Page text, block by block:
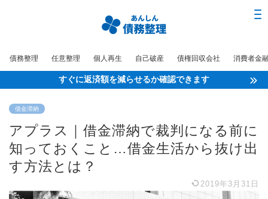
債務整理 任意整理 個人再生 自己破産 債権回収会社 消費者金
すぐに返済額を減らせるか確認できます
借金滞納
アプラス｜借金滞納で裁判になる前に
知っておくこと…借金生活から抜け出
す方法とは？
2019年3月31日